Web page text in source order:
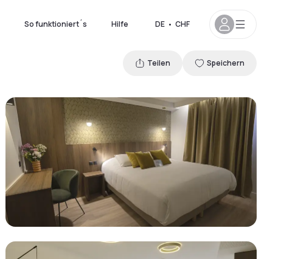
So funktioniert´s Hilfe DE • CHF
Teilen Speichern